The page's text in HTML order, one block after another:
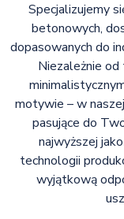
Specjalizujemy
betonowych,
dopasowanych do
Niezależnie od
motywie – w
pasujące do
najwyższej
technologii
wyjątkową